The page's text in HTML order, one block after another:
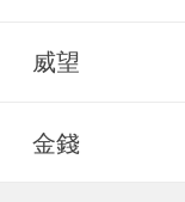
威望
金錢